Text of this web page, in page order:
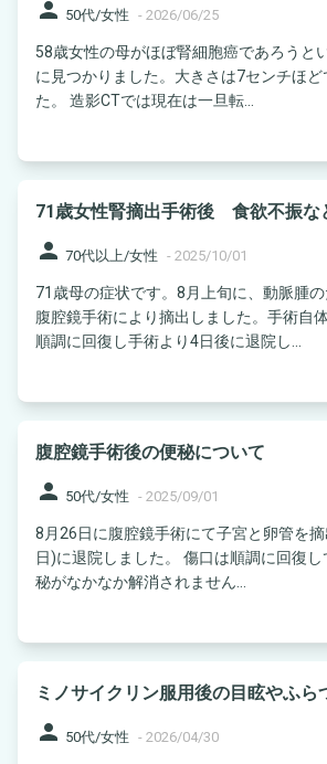
person 50代/女性 - 2026/06/25
58歳女性の母がほぼ腎細胞癌であろうと
に見つかりました。大きさは7センチほど
た。 造影CTでは現在は一旦転...
71歳女性腎摘出手術後 食欲不振な
person 70代以上/女性 - 2025/10/01
71歳母の症状です。8月上旬に、動脈腫
腹腔鏡手術により摘出しました。手術自
順調に回復し手術より4日後に退院し...
腹腔鏡手術後の便秘について
person 50代/女性 - 2025/09/01
8月26日に腹腔鏡手術にて子宮と卵管を
日)に退院しました。 傷口は順調に回復
秘がなかなか解消されません...
ミノサイクリン服用後の目眩やふら
person 50代/女性 - 2026/04/30